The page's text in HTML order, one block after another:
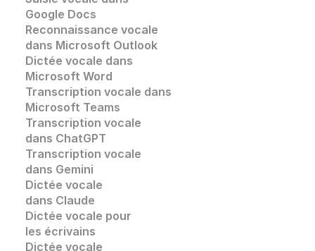
Google Docs
Reconnaissance vocale
dans Microsoft Outlook
Dictée vocale dans
Microsoft Word
Transcription vocale dans
Microsoft Teams
Transcription vocale
dans ChatGPT
Transcription vocale
dans Gemini
Dictée vocale
dans Claude
Dictée vocale pour
les écrivains
Dictée vocale